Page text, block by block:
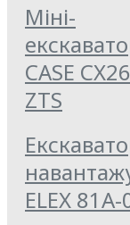
Міні-
CASE
ZTS
ELEX 81А-